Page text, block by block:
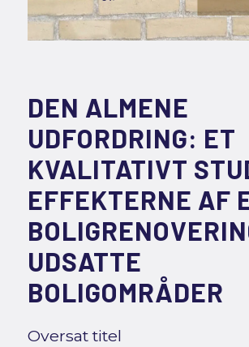
DEN ALMENE
UDFORDRING: ET
KVALITATIVT
EFFEKTERNE AF
UDSATTE
BOLIGOMRÅDER
Oversat titel